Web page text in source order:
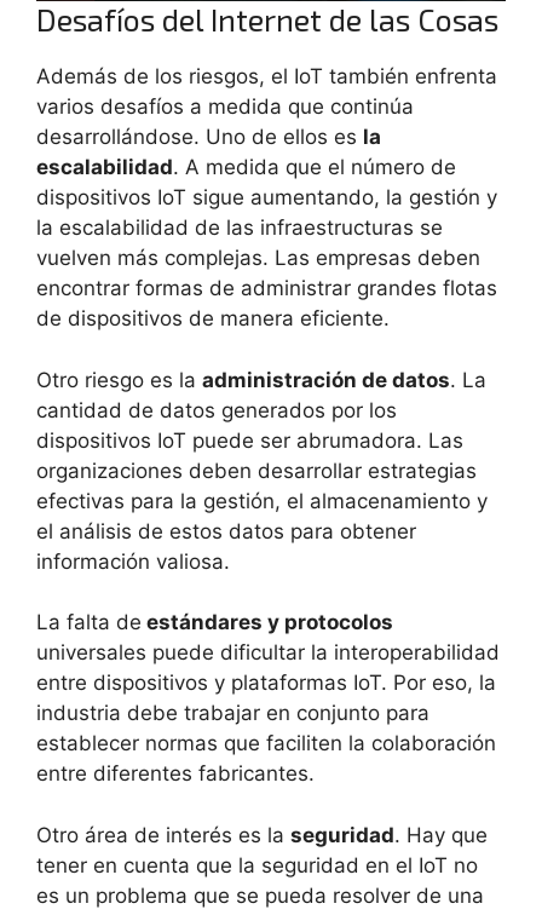
Desafíos del Internet de las Cosas
Además de los riesgos, el IoT también enfrenta
varios desafíos a medida que continúa
desarrollándose. Uno de ellos es la
escalabilidad. A medida que el número de
dispositivos IoT sigue aumentando, la gestión y
la escalabilidad de las infraestructuras se
vuelven más complejas. Las empresas deben
encontrar formas de administrar grandes flotas
de dispositivos de manera eficiente.
Otro riesgo es la administración de datos. La
cantidad de datos generados por los
dispositivos IoT puede ser abrumadora. Las
organizaciones deben desarrollar estrategias
efectivas para la gestión, el almacenamiento y
el análisis de estos datos para obtener
información valiosa.
La falta de estándares y protocolos
universales puede dificultar la interoperabilidad
entre dispositivos y plataformas IoT. Por eso, la
industria debe trabajar en conjunto para
establecer normas que faciliten la colaboración
entre diferentes fabricantes.
Otro área de interés es la seguridad. Hay que
tener en cuenta que la seguridad en el IoT no
es un problema que se pueda resolver de una